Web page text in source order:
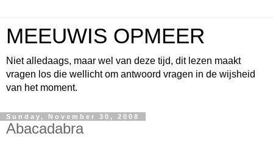
MEEUWIS OPMEER
Niet alledaags, maar wel van deze tijd, dit lezen maakt
vragen los die wellicht om antwoord vragen in de wijsheid
van het moment.
Sunday, November 30, 2008
Abacadabra